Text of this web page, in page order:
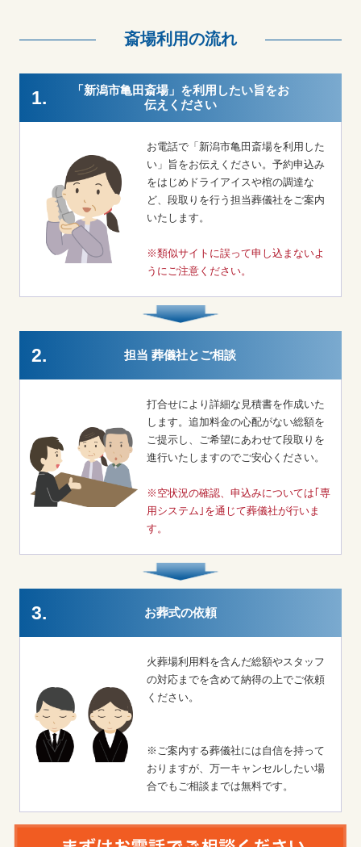
斎場利用の流れ
1.
「新潟市亀田斎場」を利用したい旨をお
伝えください
お電話で「新潟市亀田斎場を利用した
い」旨をお伝えください。予約申込み
をはじめドライアイスや棺の調達な
ど、段取りを行う担当葬儀社をご案内
いたします。
※類似サイトに誤って申し込まないよ
うにご注意ください。
2. 担当 葬儀社とご相談
打合せにより詳細な見積書を作成いた
します。追加料金の心配がない総額を
ご提示し、ご希望にあわせて段取りを
進行いたしますのでご安心ください。
※空状況の確認、申込みについては｢専
用システム｣を通じて葬儀社が行いま
す。
3. お葬式の依頼
火葬場利用料を含んだ総額やスタッフ
の対応までを含めて納得の上でご依頼
ください。
※ご案内する葬儀社には自信を持って
おりますが、万一キャンセルしたい場
合でもご相談までは無料です。